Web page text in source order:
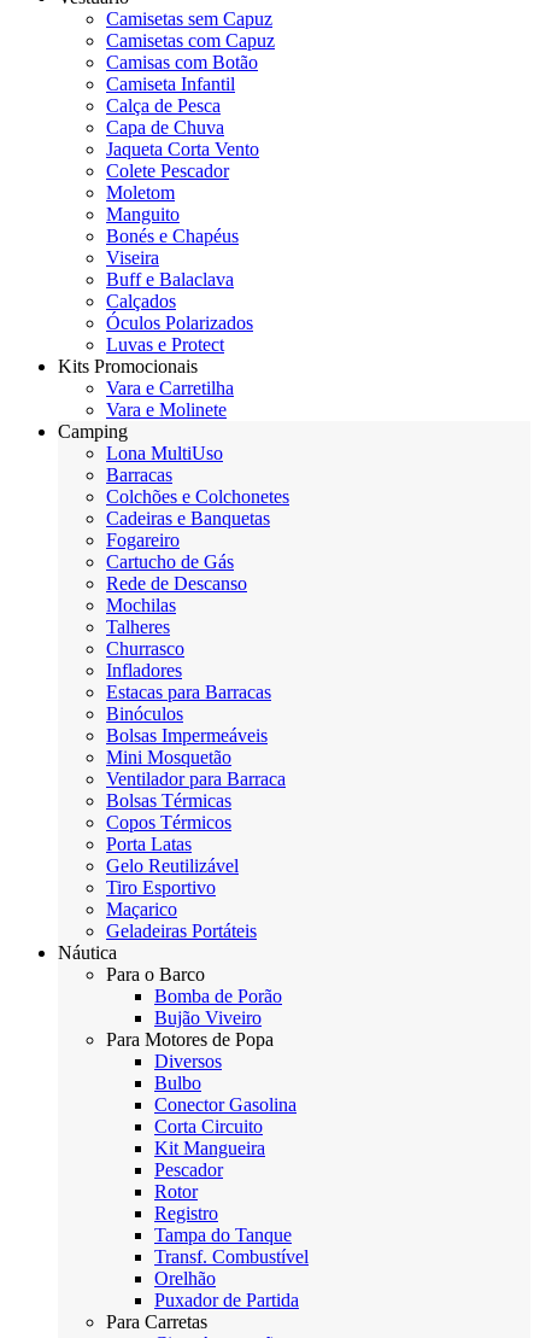
Camisetas sem Capuz
Camisetas com Capuz
Camisas com Botão
Camiseta Infantil
Calça de Pesca
Capa de Chuva
Jaqueta Corta Vento
Colete Pescador
Moletom
Manguito
Bonés e Chapéus
Viseira
Buff e Balaclava
Calçados
Óculos Polarizados
Luvas e Protect
Kits Promocionais
Vara e Carretilha
Vara e Molinete
Camping
Lona MultiUso
Barracas
Colchões e Colchonetes
Cadeiras e Banquetas
Fogareiro
Cartucho de Gás
Rede de Descanso
Mochilas
Talheres
Churrasco
Infladores
Estacas para Barracas
Binóculos
Bolsas Impermeáveis
Mini Mosquetão
Ventilador para Barraca
Bolsas Térmicas
Copos Térmicos
Porta Latas
Gelo Reutilizável
Tiro Esportivo
Maçarico
Geladeiras Portáteis
Náutica
Para o Barco
Bomba de Porão
Bujão Viveiro
Para Motores de Popa
Diversos
Bulbo
Conector Gasolina
Corta Circuito
Kit Mangueira
Pescador
Rotor
Registro
Tampa do Tanque
Transf. Combustível
Orelhão
Puxador de Partida
Para Carretas